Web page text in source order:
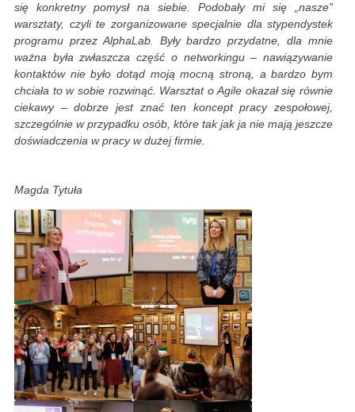
się konkretny pomysł na siebie. Podobały mi się „nasze”
warsztaty, czyli te zorganizowane specjalnie dla stypendystek
programu przez AlphaLab. Były bardzo przydatne, dla mnie
ważna była zwłaszcza część o networkingu – nawiązywanie
kontaktów nie było dotąd moją mocną stroną, a bardzo bym
chciała to w sobie rozwinąć. Warsztat o Agile okazał się równie
ciekawy – dobrze jest znać ten koncept pracy zespołowej,
szczególnie w przypadku osób, które tak jak ja nie mają jeszcze
doświadczenia w pracy w dużej firmie.
Magda Tytuła